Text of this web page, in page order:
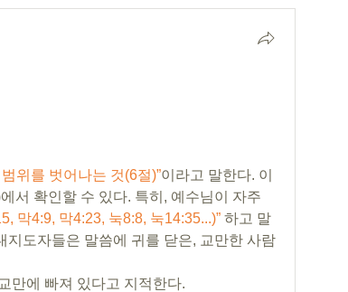
위를 벗어나는 것(6절)”이라고 말한다. 이
막4:9, 막4:23, 눅8:8, 눅14:35...)” 하고 말
도자들은 말씀에 귀를 닫은, 교만한 사람
만에 빠져 있다고 지적한다.